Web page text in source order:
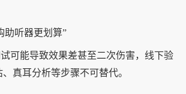
助听器更划算”
可能导致效果差甚至二次伤害，线下验
真耳分析等步骤不可替代。